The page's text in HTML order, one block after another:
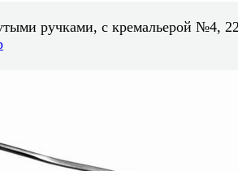
ручками, с кремальерой №4,